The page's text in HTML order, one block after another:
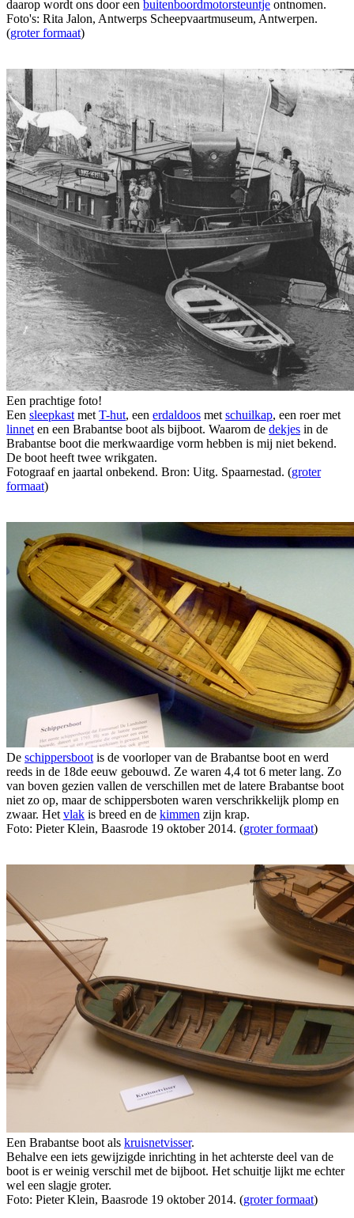
daarop wordt ons door een buitenboordmotorsteuntje ontnomen.
Foto's: Rita Jalon, Antwerps Scheepvaartmuseum, Antwerpen.
(groter formaat)
Een prachtige foto!
Een sleepkast met T-hut, een erdaldoos met schuilkap, een roer met
linnet en een Brabantse boot als bijboot. Waarom de dekjes in de
Brabantse boot die merkwaardige vorm hebben is mij niet bekend.
De boot heeft twee wrikgaten.
Fotograaf en jaartal onbekend. Bron: Uitg. Spaarnestad. (groter
formaat)
De schippersboot is de voorloper van de Brabantse boot en werd
reeds in de 18de eeuw gebouwd. Ze waren 4,4 tot 6 meter lang. Zo
van boven gezien vallen de verschillen met de latere Brabantse boot
niet zo op, maar de schippersboten waren verschrikkelijk plomp en
zwaar. Het vlak is breed en de kimmen zijn krap.
Foto: Pieter Klein, Baasrode 19 oktober 2014. (groter formaat)
Een Brabantse boot als kruisnetvisser.
Behalve een iets gewijzigde inrichting in het achterste deel van de
boot is er weinig verschil met de bijboot. Het schuitje lijkt me echter
wel een slagje groter.
Foto: Pieter Klein, Baasrode 19 oktober 2014. (groter formaat)